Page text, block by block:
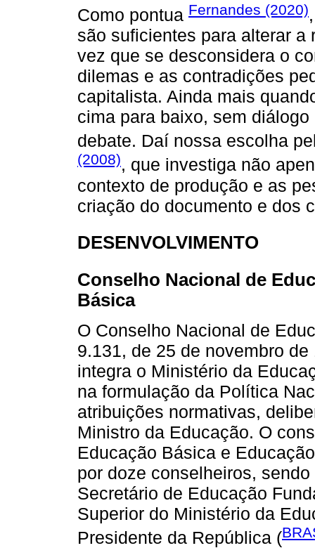
Como pontua Fernandes (2020)
são suficientes para alterar
vez que se desconsidera o
dilemas e as contradições
capitalista. Ainda mais
cima para baixo, sem
debate. Daí nossa escolha
(2008), que investiga não
contexto de produção e as
criação do documento e dos
DESENVOLVIMENTO
Conselho Nacional de
Básica
O Conselho Nacional de
9.131, de 25 de novembro
integra o Ministério da
na formulação da Política
atribuições normativas,
Ministro da Educação. O
Educação Básica e
por doze conselheiros,
Secretário de Educação
Superior do Ministério da
Presidente da República (